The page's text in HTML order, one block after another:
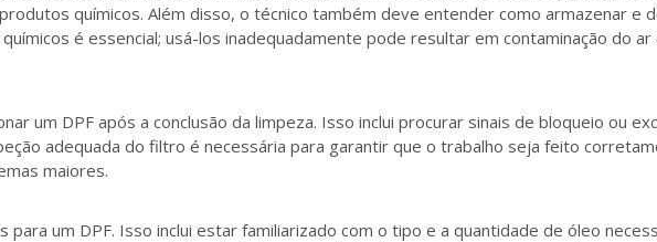
químicos. Além disso, o técnico também deve entender como armazenar e
é essencial; usá-los inadequadamente pode resultar em contaminação do
um DPF após a conclusão da limpeza. Isso inclui procurar sinais de bloqueio ou
adequada do filtro é necessária para garantir que o trabalho seja feito
maiores.
um DPF. Isso inclui estar familiarizado com o tipo e a quantidade de óleo